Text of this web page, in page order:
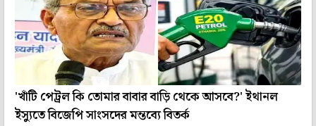
'খাঁটি পেট্রল কি তোমার বাবার বাড়ি থেকে আসবে?' ইথানল
ইস্যুতে বিজেপি সাংসদের মন্তব্যে বিতর্ক